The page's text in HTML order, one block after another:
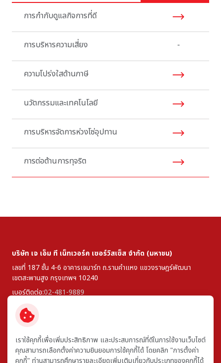
การกำกับดูแลกิจการที่ดี
การบริหารความเสี่ยง -
ความโปร่งใสด้านภาษี
นวัตกรรมและเทคโนโลยี
การบริหารจัดการห่วงโซ่อุปทาน
การต่อต้านการทุจริต
บริษัท เจ เอ็ม ที เน็ทเวอร์ค เซอร์วิสเซ็ส จำกัด (มหาชน)
เลขที่ 187 ชั้น 4-6 อาคารเจมาร์ท ถ.รามคำแหง แขวงราษฎร์พัฒนา
เขตสะพานสูง กรุงเทพฯ 10240
เบอร์ติดต่อ:02-481-9889
โทรสาร:
ติดตามเรา:
© สงวนลิขสิทธิ์ พ.ศ. 2569 บริษัท เจ เอ็ม ที เน็ทเวอร์ค เซอร์วิสเซ็ส จำกัด
เราใช้คุกกี้เพื่อเพิ่มประสิทธิภาพ และประสบการณ์ที่ดีในการใช้งานเว็บไซต์
คุณสามารถเลือกตั้งค่าความยินยอมการใช้คุกกี้ได้ โดยคลิก "การตั้งค่า
คุกกี้" ท่านสามารถศึกษารายละเอียดเพิ่มเติมเกี่ยวกับประเภทของคุกกี้ได้